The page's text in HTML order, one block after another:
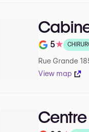
Note de 5
5★
Rue Grande
View map